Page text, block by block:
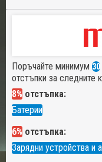
Поръчайте минимум 30
отстъпки за следните
8% отстъпка:
Батерии
6% отстъпка:
Зарядни устройства и